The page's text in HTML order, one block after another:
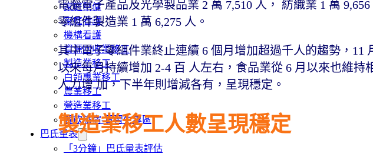
家庭幫傭
家庭看護
機構看護
資源回收業移工
製造業移工
白領專業移工
農業移工
營造業移工
餐飲旅宿-實習生專區
巴氏量表
「3分鐘」巴氏量表評估
電腦電子產品及光學製品業 2 萬 7,510 人， 紡織業 1 萬
零組件製造業 1 萬 6,275 人。
其中電子零組件業終止連續 6 個月增加超過千人的趨勢，11
以來每月持續增加 2-4 百 人左右，食品業從 6 月以來也維
人力增 加，下半年則增減各有，呈現穩定。
製造業移工人數呈現穩定